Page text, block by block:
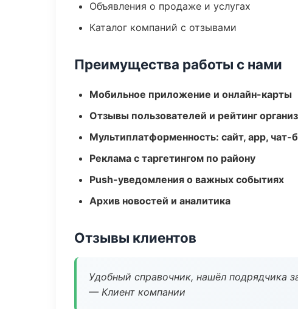
Объявления о продаже и услугах
Каталог компаний с отзывами
Преимущества работы с нами
Мобильное приложение и онлайн-карты
Отзывы пользователей и рейтинг
Мультиплатформенность: сайт, app, чат-
Реклама с таргетингом по району
Push-уведомления о важных событиях
Архив новостей и аналитика
Отзывы клиентов
Удобный справочник, нашёл подрядчика
— Клиент компании